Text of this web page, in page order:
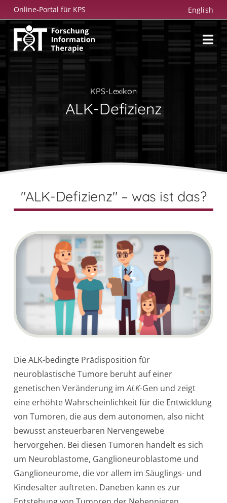
Zum
Inhalt
springen
Online-Portal für KPS English
KPS-Lexikon
ALK-Defizienz
"ALK-Defizienz" – was ist das?
Die ALK-bedingte Prädisposition für
neuroblastische Tumore beruht auf einer
genetischen Veränderung imALK-Gen und zeigt
eine erhöhte Wahrscheinlichkeit für die Entwicklung
von Tumoren, die aus dem autonomen, also nicht
bewusst ansteuerbaren Nervengewebe
hervorgehen. Bei diesen Tumoren handelt es sich
um Neuroblastome, Ganglioneuroblastome und
Ganglioneurome, die vor allem im Säuglings- und
Kindesalter auftreten. Daneben kann es zur